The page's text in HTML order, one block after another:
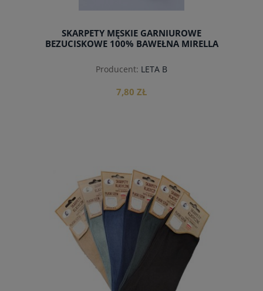
SKARPETY MĘSKIE GARNIUROWE
BEZUCISKOWE 100% BAWEŁNA MIRELLA
Producent: LETA B
7,80 ZŁ